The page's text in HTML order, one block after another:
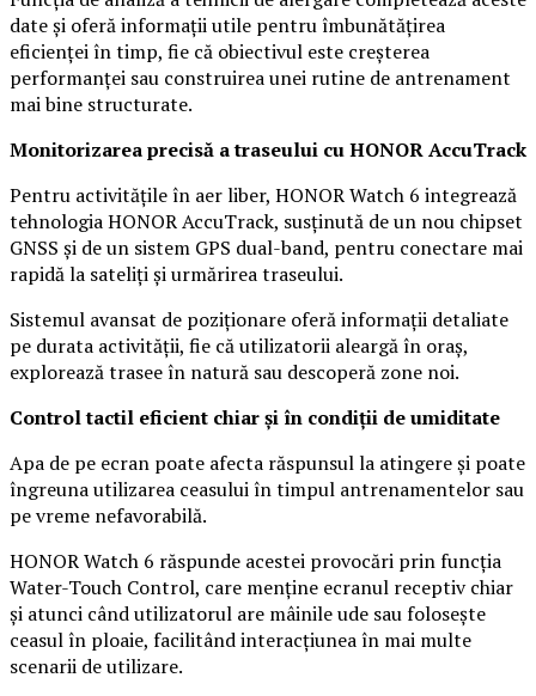
date și oferă informații utile pentru îmbunătățirea
eficienței în timp, fie că obiectivul este creșterea
performanței sau construirea unei rutine de antrenament
mai bine structurate.
Monitorizarea precisă a traseului cu HONOR AccuTrack
Pentru activitățile în aer liber, HONOR Watch 6 integrează
tehnologia HONOR AccuTrack, susținută de un nou chipset
GNSS și de un sistem GPS dual-band, pentru conectare mai
rapidă la sateliți și urmărirea traseului.
Sistemul avansat de poziționare oferă informații detaliate
pe durata activității, fie că utilizatorii aleargă în oraș,
explorează trasee în natură sau descoperă zone noi.
Control tactil eficient chiar și în condiții de umiditate
Apa de pe ecran poate afecta răspunsul la atingere și poate
îngreuna utilizarea ceasului în timpul antrenamentelor sau
pe vreme nefavorabilă.
HONOR Watch 6 răspunde acestei provocări prin funcția
Water-Touch Control, care menține ecranul receptiv chiar
și atunci când utilizatorul are mâinile ude sau folosește
ceasul în ploaie, facilitând interacțiunea în mai multe
scenarii de utilizare.